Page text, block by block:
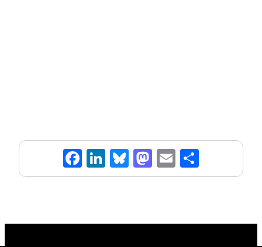
Fa
ce
k
Li
n
n
Bl
ue
M
as
o
E
m rt